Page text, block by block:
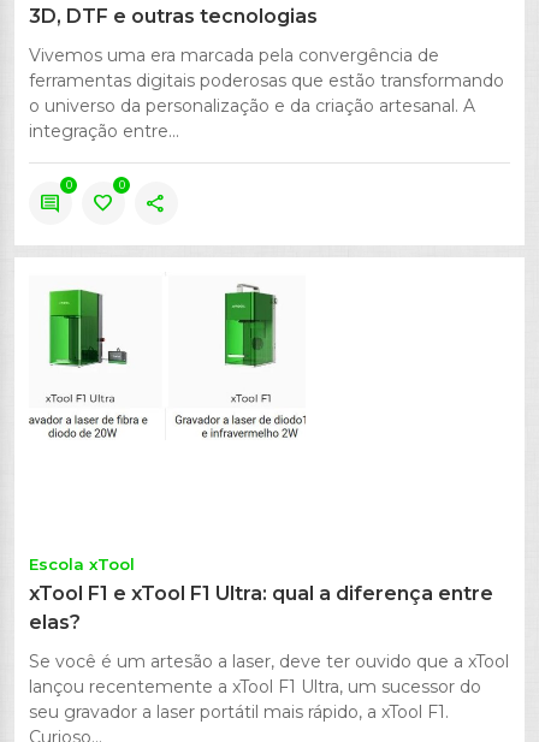
3D, DTF e outras tecnologias
Vivemos uma era marcada pela convergência de
ferramentas digitais poderosas que estão transformando
o universo da personalização e da criação artesanal. A
integração entre...
comment
0
favorite
0
share
Escola xTool
xTool F1 e xTool F1 Ultra: qual a diferença entre
elas?
Se você é um artesão a laser, deve ter ouvido que a xTool
lançou recentemente a xTool F1 Ultra, um sucessor do
seu gravador a laser portátil mais rápido, a xTool F1.
Curioso...